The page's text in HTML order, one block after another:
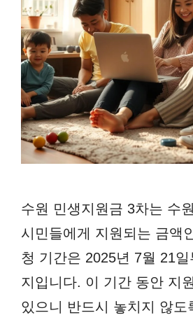
수원 민생지원금 3차는 수
시민들에게 지원되는 금액
청 기간은 2025년 7월 21
지입니다. 이 기간 동안 지
있으니 반드시 놓치지 않도